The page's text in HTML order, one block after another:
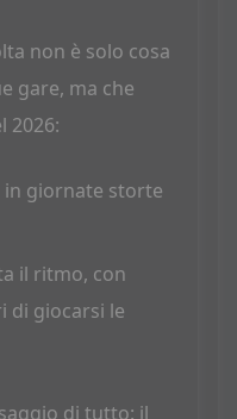
non è solo cosa
gare, ma che
2026:
in giornate storte
il ritmo, con
di giocarsi le
di tutto: il